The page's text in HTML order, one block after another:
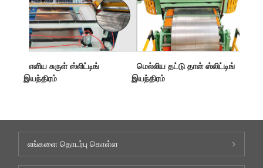
எளிய சுருள் ஸ்லிட்டிங்
இயந்திரம்
மெல்லிய தட்டு தாள் ஸ்லிட்டிங்
இயந்திரம்
எங்களை தொடர்பு கொள்ள